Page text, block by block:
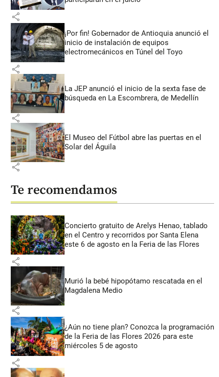
share
¡Por fin! Gobernador de Antioquia anunció el
inicio de instalación de equipos
electromecánicos en Túnel del Toyo
share
La JEP anunció el inicio de la sexta fase de
búsqueda en La Escombrera, de Medellín
share
El Museo del Fútbol abre las puertas en el
Solar del Águila
share
Te recomendamos
Concierto gratuito de Arelys Henao, tablado
en el Centro y recorridos por Santa Elena
este 6 de agosto en la Feria de las Flores
share
Murió la bebé hipopótamo rescatada en el
Magdalena Medio
share
¿Aún no tiene plan? Conozca la programación
de la Feria de las Flores 2026 para este
miércoles 5 de agosto
share